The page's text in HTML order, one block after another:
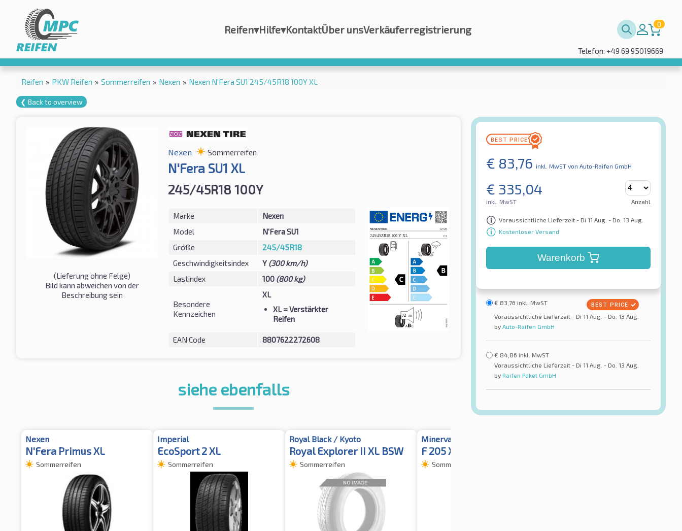
Reifen▾Hilfe▾KontaktÜber unsVerkäuferregistrierung 0
Telefon: +49 69 95019669
Reifen » PKW Reifen » Sommerreifen » Nexen » Nexen N'Fera SU1 245/45R18 100Y XL
❮ Back to overview
(Lieferung ohne Felge)
Bild kann abweichen von der
Beschreibung sein
Nexen Sommerreifen
N'Fera SU1 XL
245/45R18 100Y
Marke
Nexen
Model
N'Fera SU1
Größe
245/45R18
Geschwindigkeitsindex
Y (300 km/h)
Lastindex
100 (800 kg)
Besondere
Kennzeichen
XL
XL= Verstärkter
Reifen
EAN Code 8807622272608
€ 83,76 inkl. MwST von Auto-Raifen GmbH
€ 335,04
inkl. MwST Anzahl
Voraussichtliche Lieferzeit - Di 11 Aug. - Do. 13 Aug.
Kostenloser Versand
Warenkorb
€ 83,76 inkl. MwST
Voraussichtliche Lieferzeit - Di 11 Aug. - Do. 13 Aug.
by Auto-Raifen GmbH
€ 84,86 inkl. MwST
Voraussichtliche Lieferzeit - Di 11 Aug. - Do. 13 Aug.
by Raifen Paket GmbH
siehe ebenfalls
Nexen
N'Fera Primus XL
Sommerreifen
Imperial
EcoSport 2 XL
Sommerreifen
Royal Black / Kyoto
Royal Explorer II XL BSW
Sommerreifen
Minerva
F 205 XL
Sommerreifen